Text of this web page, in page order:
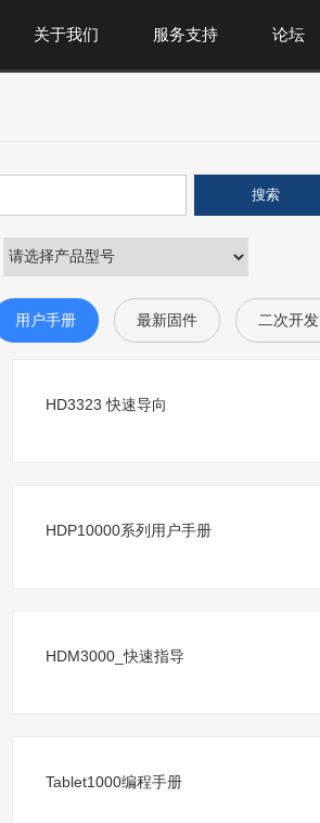
论坛
服务支持
关于我们
搜索
用户手册 最新固件 二次开发
HD3323 快速导向
HDP10000系列用户手册
HDM3000_快速指导
Tablet1000编程手册